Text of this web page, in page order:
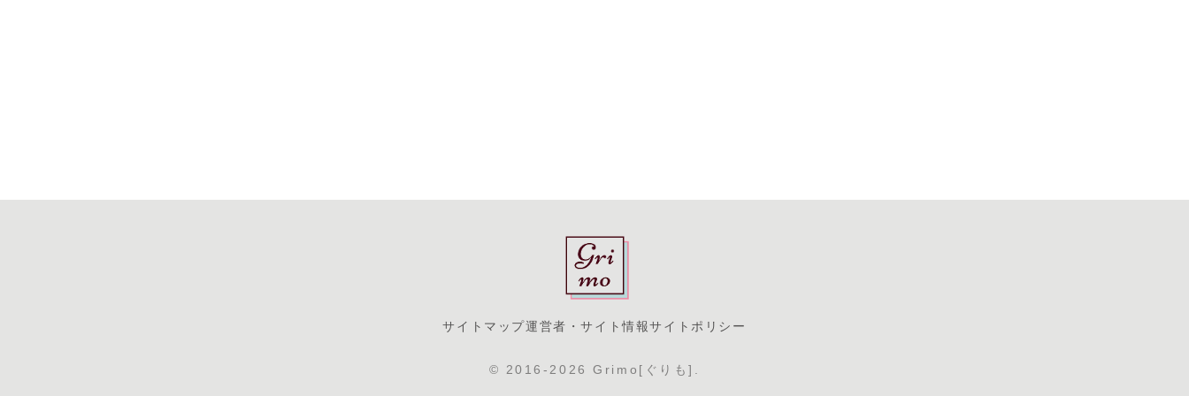
サイトマップ運営者・サイト情報サイトポリシー
© 2016-2026 Grimo[ぐりも].